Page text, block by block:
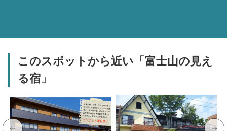
このスポットから近い「富士山の見え
る宿」